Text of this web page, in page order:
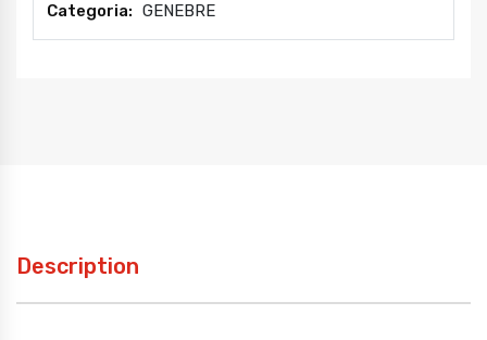
Categoria: GENEBRE
Description